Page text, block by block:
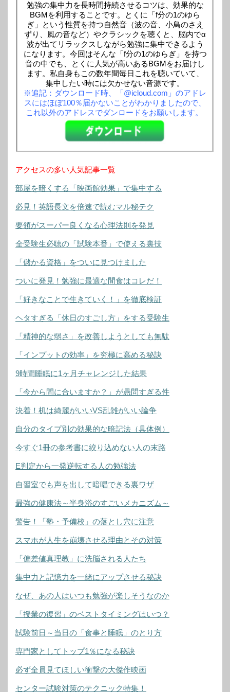
勉強の集中力を長時間持続させるコツは、効果的な
BGMを利用することです。とくに「f分の1のゆら
ぎ」という性質を持つ自然音（波の音、小鳥のさえ
ずり、風の音など）やクラシックを聴くと、脳内でα
波が出てリラックスしながら勉強に集中できるよう
になります。今回はそんな「f分の1のゆらぎ」を持つ
音の中でも、とくに人気が高いあるBGMをお届けし
ます。私自身もこの数年間毎日これを聴いていて、
集中したい時には欠かせない音源です。
※追記：ダウンロード時、「@icloud.com」のアドレ
スにはほぼ100％届かないことがわかりましたので、
これ以外のアドレスでダンロードをお願いします。
アクセスの多い人気記事一覧
部屋を暗くする「映画館効果」で集中する
必見！英語長文を倍速で読むマル秘テク
要領がスーパー良くなる心理法則を発見
全受験生必聴の「試験本番」で使える裏技
「儲かる資格」をついに見つけました
ついに発見！勉強に最適な間食はコレだ！
「好きなことで生きていく！」を徹底検証
ヘタすぎる「休日のすごし方」をする受験生
「精神的な弱さ」を改善しようとしても無駄
「インプットの効率」を究極に高める秘訣
9時間睡眠に1ヶ月チャレンジした結果
「今から間に合いますか？」が愚問すぎる件
決着！机は綺麗がいいVS乱雑がいい論争
自分のタイプ別の効果的な暗記法（具体例）
今すぐ1冊の参考書に絞り込めない人の末路
E判定から一発逆転する人の勉強法
自習室でも声を出して暗唱できる裏ワザ
最強の健康法～半身浴のすごいメカニズム～
警告！「塾・予備校」の落とし穴に注意
スマホが人生を崩壊させる理由とその対策
「偏差値真理教」に洗脳される人たち
集中力と記憶力を一緒にアップさせる秘訣
なぜ、あの人はいつも勉強が楽しそうなのか
「授業の復習」のベストタイミングはいつ？
試験前日～当日の「食事と睡眠」のとり方
専門家としてトップ1％になる秘訣
必ず全員見てほしい衝撃の大傑作映画
センター試験対策のテクニック特集！